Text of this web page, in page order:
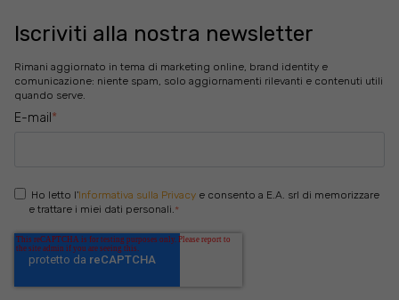
Iscriviti alla nostra newsletter
Rimani aggiornato in tema di marketing online, brand identity e
comunicazione: niente spam, solo aggiornamenti rilevanti e contenuti utili
quando serve.
E-mail *
Ho letto l'Informativa sulla Privacye consento a E.A. srl di memorizzare
e trattare i miei dati personali. *